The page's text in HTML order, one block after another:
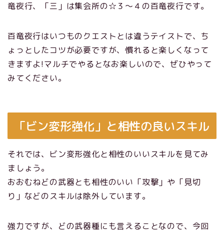
竜夜行、「三」は集会所の☆３～４の百竜夜行です。
百竜夜行はいつものクエストとは違うテイストで、ち
ょっとしたコツが必要ですが、慣れると楽しくなって
きますよ!マルチでやるとなお楽しいので、ぜひやって
みてください。
「ビン変形強化」と相性の良いスキル
それでは、ビン変形強化と相性のいいスキルを見てみ
ましょう。
おおむねどの武器とも相性のいい「攻撃」や「見切
り」などのスキルは除外しています。
強力ですが、どの武器種にも言えることなので、今回